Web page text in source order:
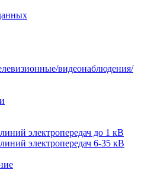
видеонаблюдения/
электропередач до 1 кВ
электропередач 6-35 кВ